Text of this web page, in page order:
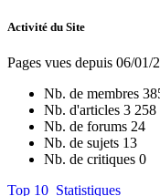
Activité du Site
Pages vues depuis 06/01/
Nb. de membres
Nb. d'articles 3 258
Nb. de forums 24
Nb. de sujets 13
Nb. de critiques 0
Top 10 Statistiques